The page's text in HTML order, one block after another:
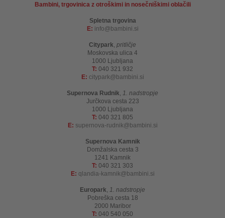
Bambini, trgovinica z otroškimi in nosečniškimi oblačili
Spletna trgovina
E: info bambini.si
Citypark, pritličje
Moskovska ulica 4
1000 Ljubljana
T: 040 321 932
E: citypark bambini.si
Supernova Rudnik, 1. nadstropje
Jurčkova cesta 223
1000 Ljubljana
T: 040 321 805
E: supernova-rudnik bambini.si
Supernova Kamnik
Domžalska cesta 3
1241 Kamnik
T: 040 321 303
E: qlandia-kamnik bambini.si
Europark, 1. nadstropje
Pobreška cesta 18
2000 Maribor
T: 040 540 050